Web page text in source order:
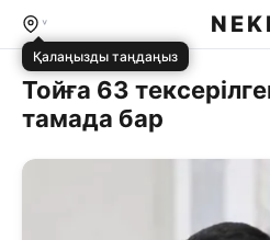
Қалаңызды таңдаңыз
Тойға 63
тамада бар